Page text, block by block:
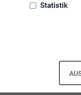
Statistik